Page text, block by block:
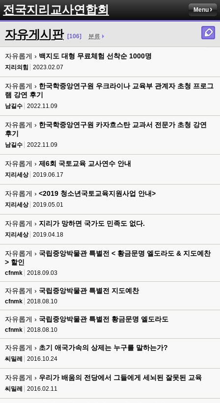
전국지리교사연합회 Menu
자유게시판 [106] 분류
자유롭게 › 백지도 대형 무료체험 선착순 1000명
지리의힘 2023.02.07
자유롭게 › 한국학중앙연구원 우크라이나 교육부 관계자 초청 프로그
램 강연 후기
남길수 2022.11.09
자유롭게 › 한국학중앙연구원 카자흐스탄 교과서 전문가 초청 강연
후기
남길수 2022.11.09
자유롭게 › 제6회 국토교육 교사연수 안내
지리세상 2019.06.17
자유롭게 › <2019 청소년국토교육지원사업 안내>
지리세상 2019.05.01
자유롭게 › 지리가 망하면 국가도 민족도 없다.
지리세상 2019.04.18
자유롭게 › 국립중앙박물관 특별전 < 황금문명 엘도라도 & 지도예찬
> 할인
cfnmk 2018.09.03
자유롭게 › 국립중앙박물관 특별전 지도예찬
cfnmk 2018.08.10
자유롭게 › 국립중앙박물관 특별전 황금문명 엘도라도
cfnmk 2018.08.10
자유롭게 › 초기 애국가속의 상제는 누구를 말하는가?
씨밀레 2016.10.24
자유롭게 › 우리가 배움의 전당에서 그들에게 세뇌된 잘못된 교육
씨밀레 2016.02.11